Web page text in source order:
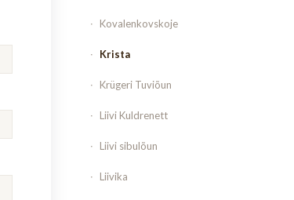
Kovalenkovskoje
Krista
Krügeri Tuviõun
Liivi Kuldrenett
Liivi sibulõun
Liivika